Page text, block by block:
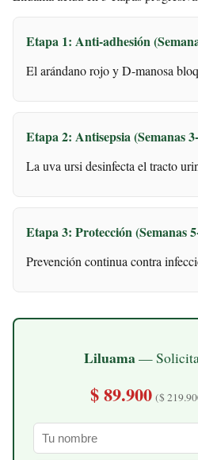
Etapa 1: Anti-adhesión
El arándano rojo y D-manosa
Etapa 2: Antisepsia (Semanas
La uva ursi desinfecta el tracto
Etapa 3: Protección (Semanas
Prevención continua contra
Liluama— Solicita
$ 89.900 ($